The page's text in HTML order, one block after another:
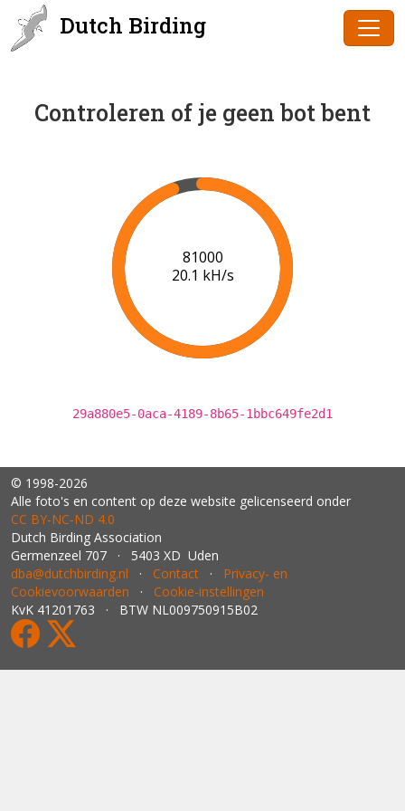
Dutch Birding
Controleren of je geen bot bent
82000
20.2 kH/s
29a880e5-0aca-4189-8b65-1bbc649fe2d1
© 1998-2026
Alle foto's en content op deze website gelicenseerd onder
CC BY‑NC‑ND 4.0
Dutch Birding Association
Germenzeel 707 · 5403 XD Uden
dba@dutchbirding.nl · Contact · Privacy- en
Cookievoorwaarden · Cookie-instellingen
KvK 41201763 · BTW NL009750915B02